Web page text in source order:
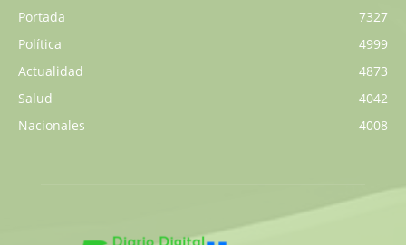
Portada
7327
Política
4999
Actualidad
4873
Salud
4042
Nacionales
4008